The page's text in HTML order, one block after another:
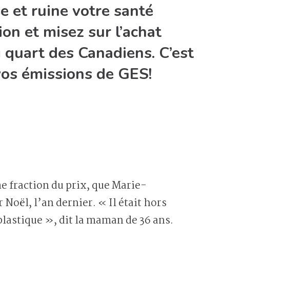
et ruine votre santé
et misez sur l’achat
des Canadiens. C’est
émissions de GES!
Noël, l’an dernier. « Il était hors
», dit la maman de 36 ans.